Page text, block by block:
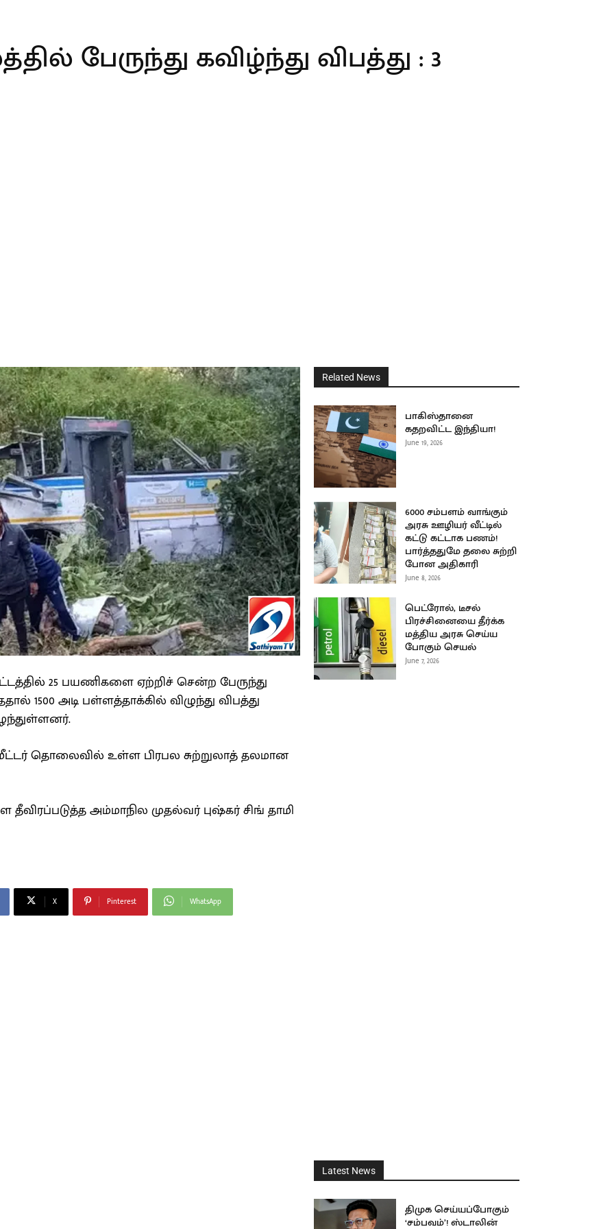
பேருந்து கவிழ்ந்து விபத்து : 3
25 பயணிகளை ஏற்றிச் சென்ற பேருந்து
1500 அடி பள்ளத்தாக்கில் விழுந்து விபத்து
தொலைவில் உள்ள பிரபல சுற்றுலாத் தலமான
அம்மாநில முதல்வர் புஷ்கர் சிங் தாமி
X Pinterest WhatsApp
Related News
பாகிஸ்தானை
கதறவிட்ட இந்தியா!
June 19, 2026
6000 சம்பளம் வாங்கும்
அரசு ஊழியர் வீட்டில்
கட்டு கட்டாக பணம்!
பார்த்ததுமே தலை சுற்றி
போன அதிகாரி
June 8, 2026
பெட்ரோல், டீசல்
பிரச்சினையை தீர்க்க
மத்திய அரசு செய்ய
போகும் செயல்
June 7, 2026
Latest News
திமுக செய்யப்போகும்
‘சம்பவம்’! ஸ்டாலின்